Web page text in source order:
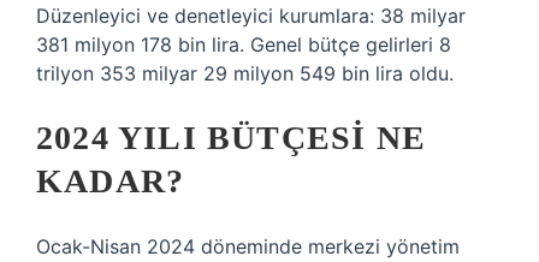
Düzenleyici ve denetleyici kurumlara: 38 milyar
381 milyon 178 bin lira. Genel bütçe gelirleri 8
trilyon 353 milyar 29 milyon 549 bin lira oldu.
2024 YILI BÜTÇESI NE
KADAR?
Ocak-Nisan 2024 döneminde merkezi yönetim